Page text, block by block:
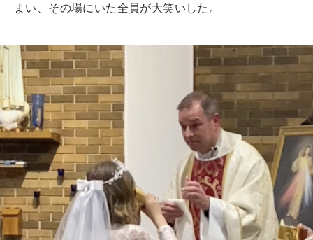
まい、その場にいた全員が大笑いした。